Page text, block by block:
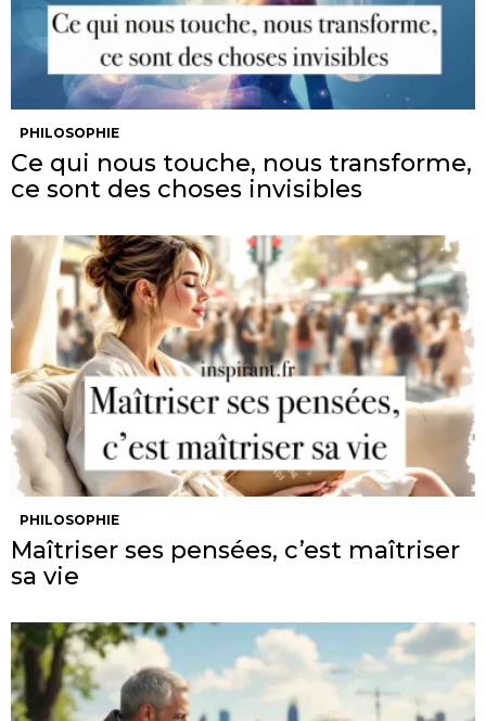
PHILOSOPHIE
Ce qui nous touche, nous transforme,
ce sont des choses invisibles
PHILOSOPHIE
Maîtriser ses pensées, c’est maîtriser
sa vie